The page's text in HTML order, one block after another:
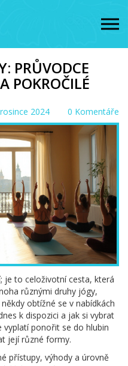
PRŮVODCE
POKROČILÉ
2024 0 Komentáře
je to celoživotní cesta, která
různými druhy jógy,
obtížné se v nabídkách
k dispozici a jak si vybrat
vyplatí ponořit se do hlubin
její různé formy.
přístupy, výhody a úrovně